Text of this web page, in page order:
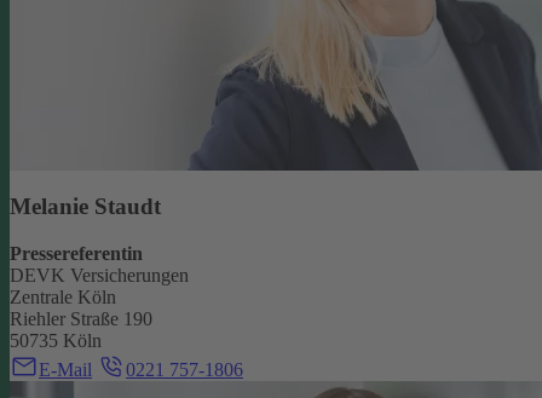
Melanie Staudt
Pressereferentin
DEVK Versicherungen
Zentrale Köln
Riehler Straße 190
50735 Köln
E-Mail
0221 757-1806